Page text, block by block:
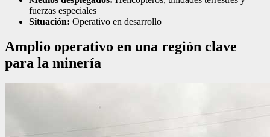
fuerzas especiales
Situación: Operativo en desarrollo
Amplio operativo en una región clave
para la minería